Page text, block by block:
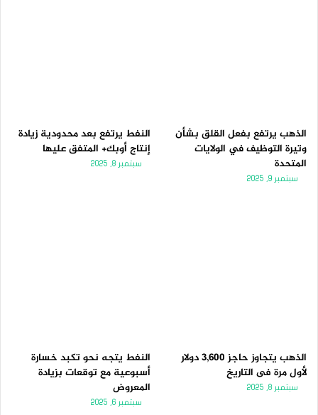
الذهب يرتفع بفعل القلق بشأن
وتيرة التوظيف في الولايات
المتحدة
سبتمبر 9, 2025
النفط يرتفع بعد محدودية زيادة
إنتاج أوبك+ المتفق عليها
سبتمبر 8, 2025
الذهب يتجاوز حاجز 3,600 دولار
لأول مرة فى التاريخ
سبتمبر 8, 2025
النفط يتجه نحو تكبد خسارة
أسبوعية مع توقعات بزيادة
المعروض
سبتمبر 6, 2025